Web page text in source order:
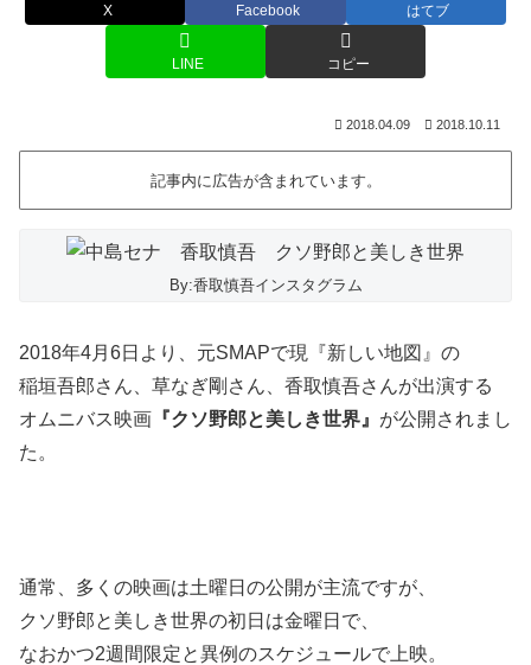
X Facebook はてブ
LINE コピー
2018.04.09 2018.10.11
記事内に広告が含まれています。
By:香取慎吾インスタグラム
2018年4月6日より、元SMAPで現『新しい地図』の
稲垣吾郎さん、草なぎ剛さん、香取慎吾さんが出演する
オムニバス映画 『クソ野郎と美しき世界』 が公開されまし
た。
通常、多くの映画は土曜日の公開が主流ですが、
クソ野郎と美しき世界の初日は金曜日で、
なおかつ2週間限定と異例のスケジュールで上映。